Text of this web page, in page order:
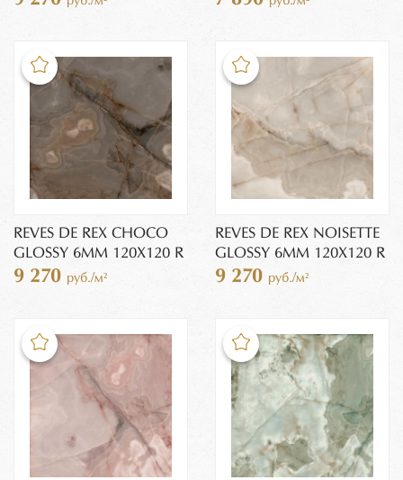
REVES DE REX CHOCO
GLOSSY 6MM 120X120 R
9 270 руб./м²
REVES DE REX NOISETTE
GLOSSY 6MM 120X120 R
9 270 руб./м²